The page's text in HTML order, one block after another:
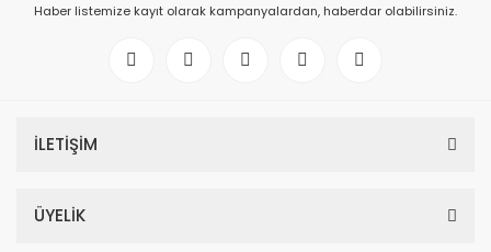
Haber listemize kayıt olarak kampanyalardan, haberdar olabilirsiniz.
İLETİŞİM
ÜYELİK